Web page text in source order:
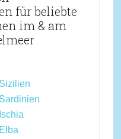
für beliebte
im & am